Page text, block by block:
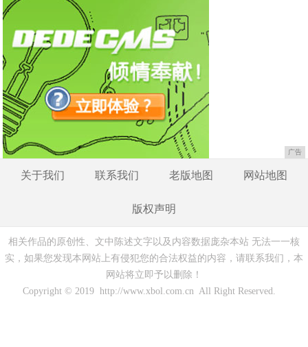
广告
关于我们 联系我们 老版地图 网站地图
版权声明
相关作品的原创性、文中陈述文字以及内容数据庞杂本站 无法一一核
实，如果您发现本网站上有侵犯您的合法权益的内容，请联系我们，本
网站将立即予以删除！
Copyright © 2019 http://www.xbol.com.cn All Right Reserved.